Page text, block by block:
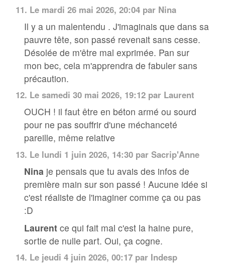
11. Le mardi 26 mai 2026, 20:04 par Nina
Il y a un malentendu . J'imaginais que dans sa
pauvre tête, son passé revenait sans cesse.
Désolée de m'être mal exprimée. Pan sur
mon bec, cela m'apprendra de fabuler sans
précaution.
12. Le samedi 30 mai 2026, 19:12 par Laurent
OUCH ! il faut être en béton armé ou sourd
pour ne pas souffrir d'une méchanceté
pareille, même relative
13. Le lundi 1 juin 2026, 14:30 par Sacrip'Anne
Nina je pensais que tu avais des infos de
première main sur son passé ! Aucune idée si
c'est réaliste de l'imaginer comme ça ou pas
:D
Laurent ce qui fait mal c'est la haine pure,
sortie de nulle part. Oui, ça cogne.
14. Le jeudi 4 juin 2026, 00:17 par Indesp